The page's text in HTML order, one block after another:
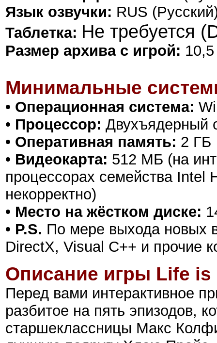
Язык озвучки: RUS
Таблетка: Не требуется
Размер архива с игрой:
Минимальные
• Операционная система:
• Процессор: Двухъядерный
• Оперативная память: 2 ГБ
• Видеокарта: 512 МБ (на
процессорах семейства Intel
некорректно)
• Место на жёстком диске:
• P.S. По мере выхода новых
DirectX, Visual C++ и прочие
Описание игры Life is
Перед вами интерактивное
разбитое на пять эпизодов,
старшеклассницы Макс